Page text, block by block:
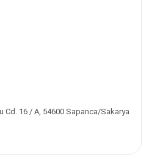
Cd. 16 / A, 54600 Sapanca/Sakarya